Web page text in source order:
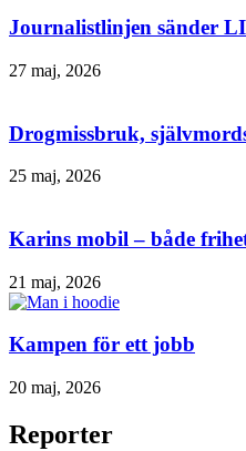
Journalistlinjen sänder
27 maj, 2026
Drogmissbruk,
25 maj, 2026
Karins mobil – både
21 maj, 2026
Kampen för ett jobb
20 maj, 2026
Reporter